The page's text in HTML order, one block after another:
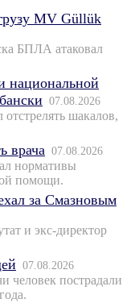
MV Güllük
БПЛА атаковал
национальной
07.08.2026
шакалов,
врача 07.08.2026
нормативы
помощи.
за Смазновым
и экс-директор
07.08.2026
человек пострадали